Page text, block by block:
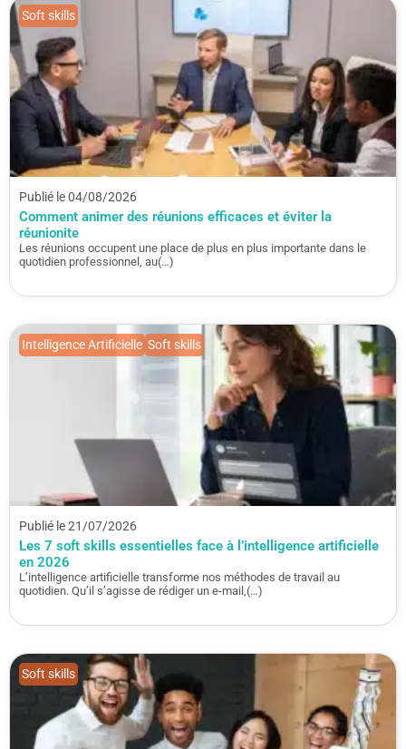
Publié le 04/08/2026
Comment animer des réunions efficaces et éviter la
réunionite
Les réunions occupent une place de plus en plus importante dans le
quotidien professionnel, au(…)
Soft skills
Publié le 21/07/2026
Les 7 soft skills essentielles face à l’intelligence artificielle
en 2026
L’intelligence artificielle transforme nos méthodes de travail au
quotidien. Qu’il s’agisse de rédiger un e-mail,(…)
Intelligence Artificielle Soft skills
Soft skills